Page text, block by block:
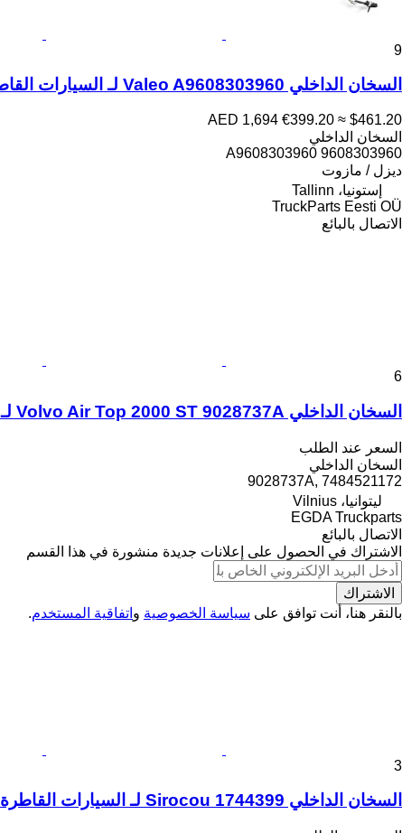
9
السخان الداخلي Valeo A9608303960 لـ السيارات القاطرة Mercedes-Benz Actros MP5 (2019-)
AED 1,694 €399.20 ≈ $461.20
السخان الداخلي
A9608303960 9608303960
ديزل / مازوت
إستونيا، Tallinn
TruckParts Eesti OÜ
الاتصال بالبائع
6
السخان الداخلي Volvo Air Top 2000 ST 9028737A لـ السيارات القاطرة
السعر عند الطلب
السخان الداخلي
9028737A, 7484521172
ليتوانيا، Vilnius
EGDA Truckparts
الاتصال بالبائع
الاشتراك في الحصول على إعلانات جديدة منشورة في هذا القسم
الاشتراك
بالنقر هنا، أنت توافق على سياسة الخصوصية و اتفاقية المستخدم.
3
السخان الداخلي Sirocou 1744399 لـ السيارات القاطرة DAF XF